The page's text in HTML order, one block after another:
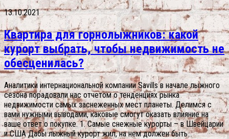
13.10.2021
Квартира для горнолыжников: какой
курорт выбрать, чтобы недвижимость не
обесценилась?
Аналитики интернациональной компании Savills в начале лыжного
сезона порадовали нас отчетом о тенденциях рынка
недвижимости самых заснеженных мест планеты. Делимся с
вами нужными выводами, каковые смогут оказать влияние на
ваше ответ о покупке. 1. Самые снежные курорты – в Швейцарии
и США Дабы лыжный курорт жил, на нем должен быть...